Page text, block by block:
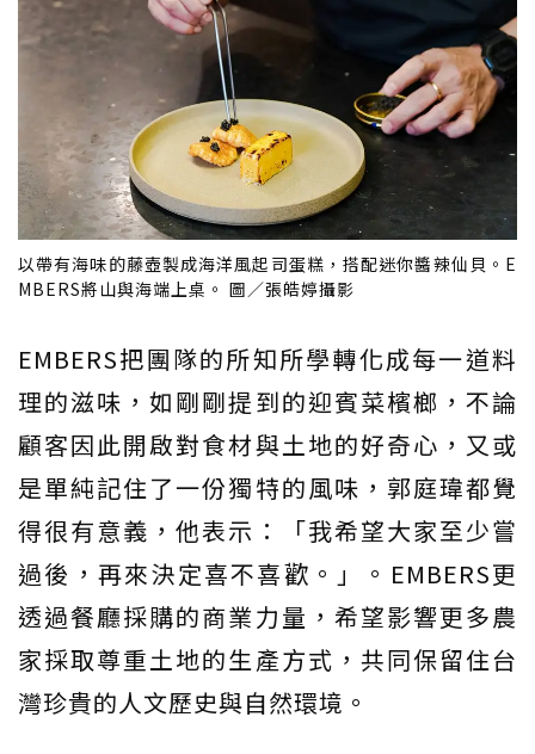
以帶有海味的藤壺製成海洋風起司蛋糕，搭配迷你醬辣仙貝。E
MBERS將山與海端上桌。 圖／張皓婷攝影
EMBERS把團隊的所知所學轉化成每一道料
理的滋味，如剛剛提到的迎賓菜檳榔，不論
顧客因此開啟對食材與土地的好奇心，又或
是單純記住了一份獨特的風味，郭庭瑋都覺
得很有意義，他表示：「我希望大家至少嘗
過後，再來決定喜不喜歡。」。EMBERS更
透過餐廳採購的商業力量，希望影響更多農
家採取尊重土地的生產方式，共同保留住台
灣珍貴的人文歷史與自然環境。